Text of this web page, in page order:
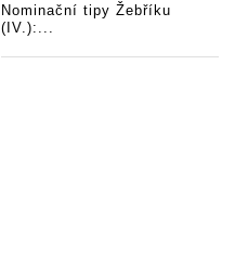
Nominační tipy Žebříku
(IV.):...